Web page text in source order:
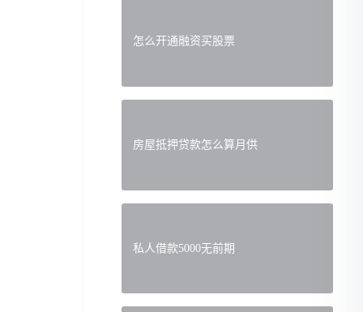
怎么开通融资买股票
房屋抵押贷款怎么算月供
私人借款5000无前期